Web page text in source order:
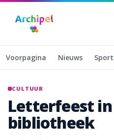
Naar hoofdinhoud
Voorpagina Nieuws Sport
CULTUUR
Letterfeest in
bibliotheek